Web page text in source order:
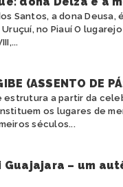
Santos, a dona
no Piauí O
(ASSENTO DE
estrutura a partir da
os lugares de
séculos...
Guajajara – um